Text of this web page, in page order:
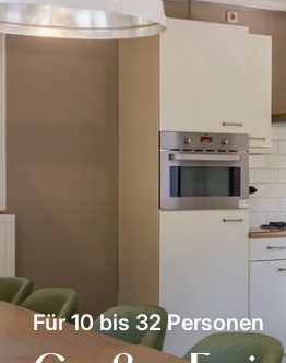
Für 10 bis 32 Personen